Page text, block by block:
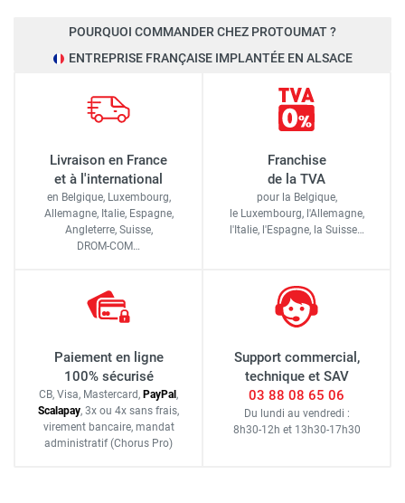
POURQUOI COMMANDER CHEZ PROTOUMAT ?
ENTREPRISE FRANÇAISE IMPLANTÉE EN ALSACE
Livraison en France
et à l'international
en Belgique, Luxembourg,
Allemagne, Italie, Espagne,
Angleterre, Suisse,
DROM-COM…
Franchise
de la TVA
pour la Belgique,
le Luxembourg, l'Allemagne,
l'Italie, l'Espagne, la Suisse…
Paiement en ligne
100% sécurisé
CB, Visa, Mastercard, PayPal ,
Scalapay, 3x ou 4x sans frais,
virement bancaire, mandat
administratif (Chorus Pro)
Support commercial,
technique et SAV
03 88 08 65 06
Du lundi au vendredi :
8h30-12h et 13h30-17h30